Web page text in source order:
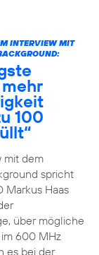
INTERVIEW MIT
100
mit dem
spricht
Markus Haas
über mögliche
600 MHz
es bei der